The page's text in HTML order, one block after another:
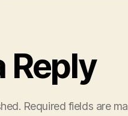
Reply
Required fields are